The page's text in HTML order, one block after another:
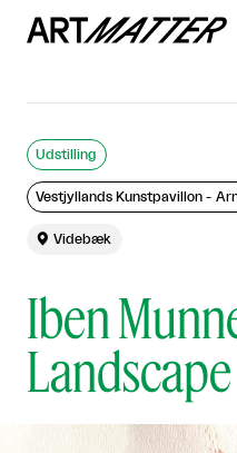
Iben
Landscape
Udstilling
Vestjyllands Kunstpavillon -
 Videbæk